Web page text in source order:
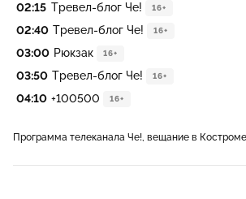
02:15 Тревел-блог Че! 16+
02:40 Тревел-блог Че! 16+
03:00 Рюкзак 16+
03:50 Тревел-блог Че! 16+
04:10 +100500 16+
Программа телеканала Че!, вещание в